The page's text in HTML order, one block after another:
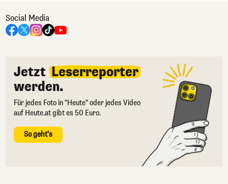
Social Media
Jetzt Leserreporter
werden.
Für jedes Foto in "Heute" oder jedes Video
auf Heute.at gibt es 50 Euro.
So geht's